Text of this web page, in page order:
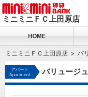
ミニミニＦＣ上田原店
HOME
ミニミニＦＣ上田原店 バ
アパート
Apartment
バリュージ